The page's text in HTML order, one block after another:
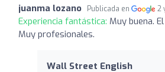
juanma lozano Publicada en 2
Experiencia fantástica: Muy buena.
Muy profesionales.
Wall Street English